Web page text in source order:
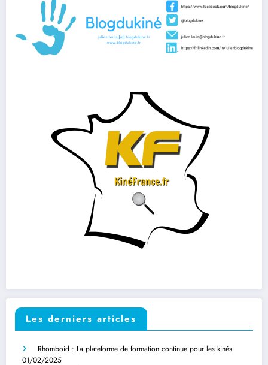
Les derniers articles
Rhomboid : La plateforme de formation continue pour les kinés
01/02/2025